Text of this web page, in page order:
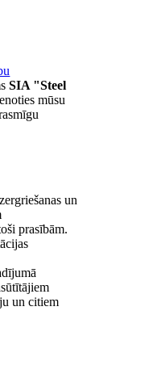
SIA "Steel
mūsu
un
prasībām.
un citiem